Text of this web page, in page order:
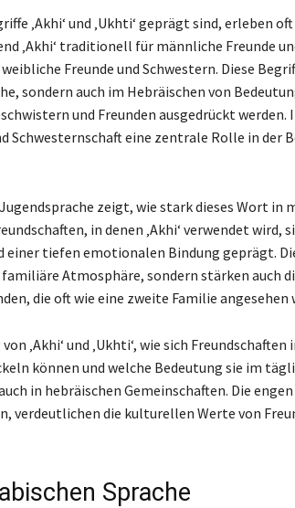
‚Akhi‘ und ‚Ukhti‘ geprägt sind, erleben
‚Akhi‘ traditionell für männliche Freunde
Freunde und Schwestern. Diese
sondern auch im Hebräischen von
und Freunden ausgedrückt werden.
Schwesternschaft eine zentrale Rolle in der
Jugendsprache zeigt, wie stark dieses Wort in
in denen ‚Akhi‘ verwendet wird,
tiefen emotionalen Bindung geprägt.
Atmosphäre, sondern stärken auch
die oft wie eine zweite Familie angesehen
‚Akhi‘ und ‚Ukhti‘, wie sich Freundschaften
können und welche Bedeutung sie im
in hebräischen Gemeinschaften. Die
verdeutlichen die kulturellen Werte von
Sprache